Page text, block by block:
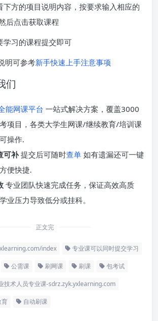
下方的项目说明内容，按要求输入相应的
后点击获取课程
学习的课程提交即可
明可参考新手快速上手注意事项
们
能网课平台 一站式解决方案，覆盖3000
项目，各类大学生网课/继续教育/培训课
操作.
可补提交后可随时查单 如有遗漏还可一键
便快捷.
专业团队快速完成任务，保证高效高质
业压力导致低分或挂科。
正文完
index 专业课可以同时提交学习
公需课 刷网课 刷课 包考试
技术人员专业课-sdrz.zyk.yxlearning.com
育 自动刷课